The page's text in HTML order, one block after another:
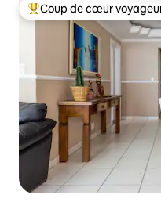
Coups de cœur
Coup de cœur